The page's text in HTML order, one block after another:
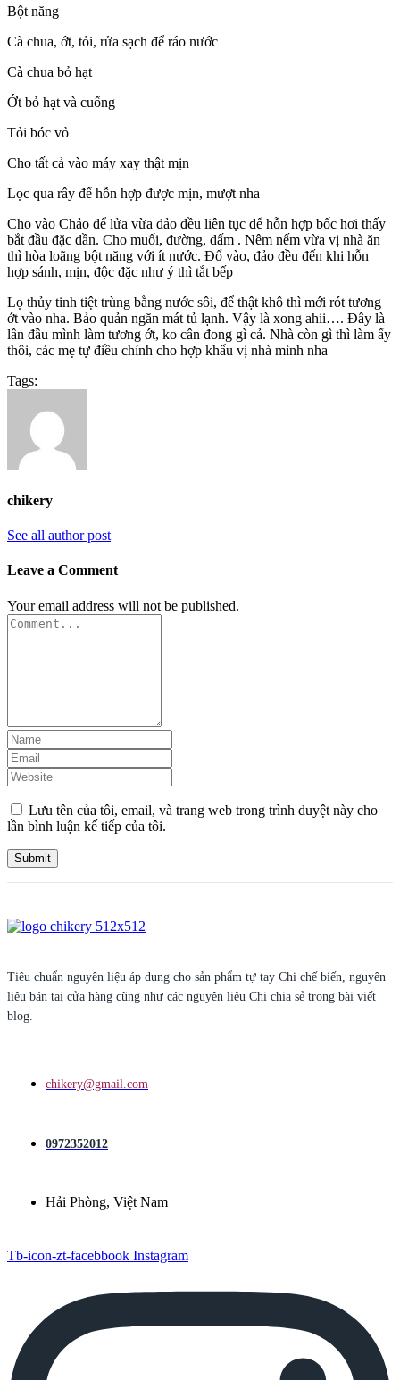
Bột năng
Cà chua, ớt, tỏi, rửa sạch để ráo nước
Cà chua bỏ hạt
Ớt bỏ hạt và cuống
Tỏi bóc vỏ
Cho tất cả vào máy xay thật mịn
Lọc qua rây để hỗn hợp được mịn, mượt nha
Cho vào Chảo để lửa vừa đảo đều liên tục để hỗn hợp bốc hơi thấy
bắt đầu đặc dần. Cho muối, đường, dấm . Nêm nếm vừa vị nhà ăn
thì hòa loãng bột năng với ít nước. Đổ vào, đảo đều đến khi hỗn
hợp sánh, mịn, độc đặc như ý thì tắt bếp
Lọ thủy tinh tiệt trùng bằng nước sôi, để thật khô thì mới rót tương
ớt vào nha. Bảo quản ngăn mát tủ lạnh. Vậy là xong ahii…. Đây là
lần đầu mình làm tương ớt, ko cân đong gì cả. Nhà còn gì thì làm ấy
thôi, các mẹ tự điều chỉnh cho hợp khẩu vị nhà mình nha
Tags:
chikery
See all author post
Leave a Comment
Your email address will not be published.
Lưu tên của tôi, email, và trang web trong trình duyệt này cho
lần bình luận kế tiếp của tôi.
Tiêu chuẩn nguyên liệu áp dụng cho sản phẩm tự tay Chi chế biến, nguyên
liệu bán tại cửa hàng cũng như các nguyên liệu Chi chia sẻ trong bài viết
blog.
chikery@gmail.com
0972352012
Hải Phòng, Việt Nam
Tb-icon-zt-facebbook Instagram